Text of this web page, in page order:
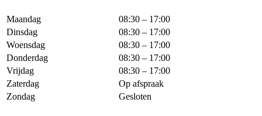
Maandag
08:30 – 17:00
Dinsdag
08:30 – 17:00
Woensdag
08:30 – 17:00
Donderdag
08:30 – 17:00
Vrijdag
08:30 – 17:00
Zaterdag
Op afspraak
Zondag
Gesloten